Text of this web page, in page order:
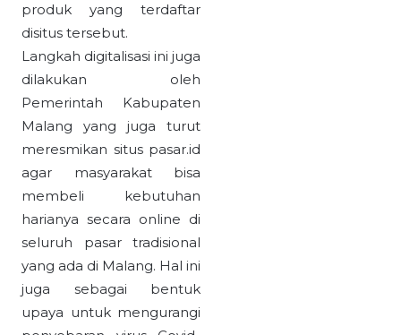
produk yang terdaftar
disitus tersebut.
Langkah digitalisasi ini juga
dilakukan oleh
Pemerintah Kabupaten
Malang yang juga turut
meresmikan situs pasar.id
agar masyarakat bisa
membeli kebutuhan
harianya secara online di
seluruh pasar tradisional
yang ada di Malang. Hal ini
juga sebagai bentuk
upaya untuk mengurangi